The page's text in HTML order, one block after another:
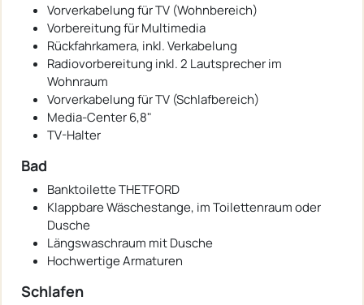
Vorverkabelung für TV (Wohnbereich)
Vorbereitung für Multimedia
Rückfahrkamera, inkl. Verkabelung
Radiovorbereitung inkl. 2 Lautsprecher im
Wohnraum
Vorverkabelung für TV (Schlafbereich)
Media-Center 6,8"
TV-Halter
Bad
Banktoilette THETFORD
Klappbare Wäschestange, im Toilettenraum oder
Dusche
Längswaschraum mit Dusche
Hochwertige Armaturen
Schlafen